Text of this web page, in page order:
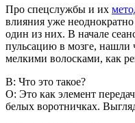
Про спецслужбы и их
влияния уже
один из них. В начале
пульсацию в мозге, нашли
мелкими волосками, как
В: Что это такое?
О: Это как элемент
белых воротничках.